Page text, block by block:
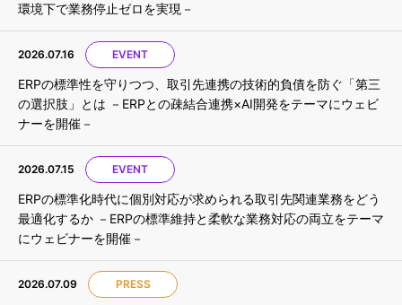
環境下で業務停止ゼロを実現－
2026.07.16 EVENT
ERPの標準性を守りつつ、取引先連携の技術的負債を防ぐ「第三
の選択肢」とは －ERPとの疎結合連携×AI開発をテーマにウェビ
ナーを開催－
2026.07.15 EVENT
ERPの標準化時代に個別対応が求められる取引先関連業務をどう
最適化するか －ERPの標準維持と柔軟な業務対応の両立をテーマ
にウェビナーを開催－
2026.07.09 PRESS